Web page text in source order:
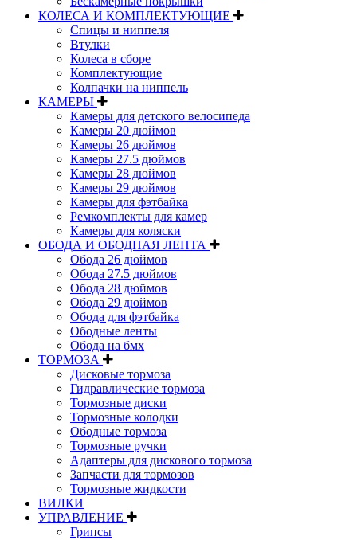
КОЛЕСА И КОМПЛЕКТУЮЩИЕ
Спицы и ниппеля
Втулки
Колеса в сборе
Комплектующие
Колпачки на ниппель
КАМЕРЫ
Камеры для детского велосипеда
Камеры 20 дюймов
Камеры 26 дюймов
Камеры 27.5 дюймов
Камеры 28 дюймов
Камеры 29 дюймов
Камеры для фэтбайка
Ремкомплекты для камер
Камеры для коляски
ОБОДА И ОБОДНАЯ ЛЕНТА
Обода 26 дюймов
Обода 27.5 дюймов
Обода 28 дюймов
Обода 29 дюймов
Обода для фэтбайка
Ободные ленты
Обода на бмх
ТОРМОЗА
Дисковые тормоза
Гидравлические тормоза
Тормозные диски
Тормозные колодки
Ободные тормоза
Тормозные ручки
Адаптеры для дискового тормоза
Запчасти для тормозов
Тормозные жидкости
ВИЛКИ
УПРАВЛЕНИЕ
Грипсы